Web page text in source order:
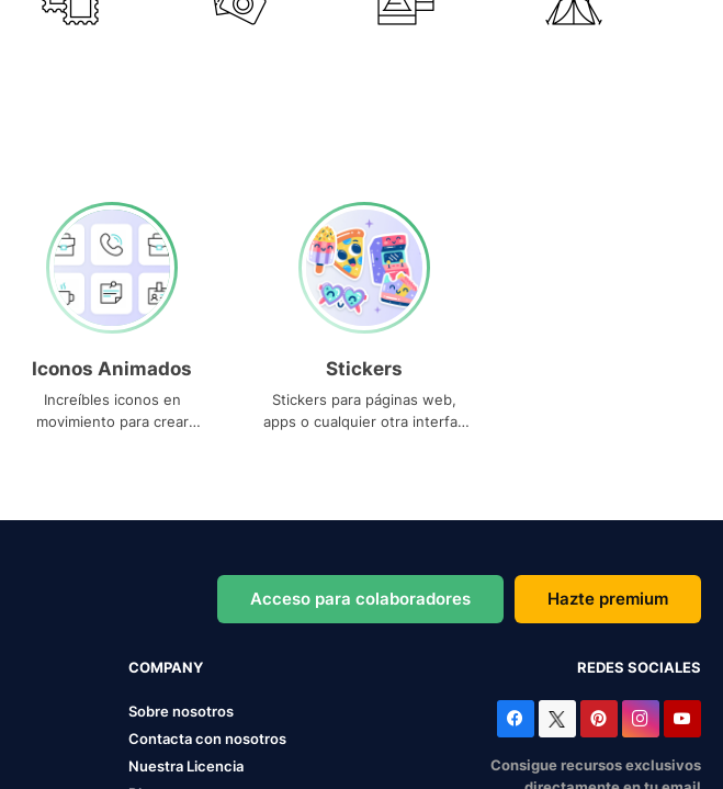
Iconos Animados
Increíbles iconos en
movimiento para crear
Stickers
Stickers para páginas web,
apps o cualquier otra interfaz
Acceso para colaboradores Hazte premium
COMPANY
Sobre nosotros
Contacta con nosotros
Nuestra Licencia
REDES SOCIALES
Consigue recursos exclusivos